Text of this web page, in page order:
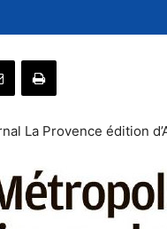
La Provence édition